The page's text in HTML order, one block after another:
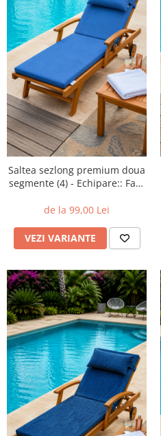
Saltea sezlong premium doua
segmente (4) - Echipare:: Fara
de la 99,00 Lei
VEZI VARIANTE